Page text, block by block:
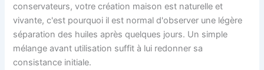
conservateurs, votre création maison est naturelle et
vivante, c'est pourquoi il est normal d'observer une légère
séparation des huiles après quelques jours. Un simple
mélange avant utilisation suffit à lui redonner sa
consistance initiale.